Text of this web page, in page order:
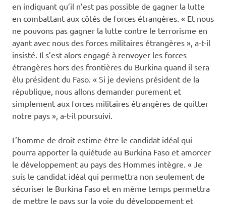
en indiquant qu’il n’est pas possible de gagner la lutte
en combattant aux côtés de forces étrangères. « Et nous
ne pouvons pas gagner la lutte contre le terrorisme en
ayant avec nous des forces militaires étrangères », a-t-il
insisté. Il s’est alors engagé à renvoyer les forces
étrangères hors des frontières du Burkina quand il sera
élu président du Faso. « Si je deviens président de la
république, nous allons demander purement et
simplement aux forces militaires étrangères de quitter
notre pays », a-t-il poursuivi.
L’homme de droit estime être le candidat idéal qui
pourra apporter la quiétude au Burkina Faso et amorcer
le développement au pays des Hommes intègre. « Je
suis le candidat idéal qui permettra non seulement de
sécuriser le Burkina Faso et en même temps permettra
de mettre le pays sur la voie du développement et